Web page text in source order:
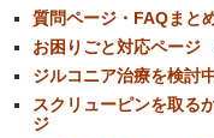
質問ページ・FAQまと
お困りごと対応ペー
ジルコニア治療を検
スクリューピンを取る
ジ